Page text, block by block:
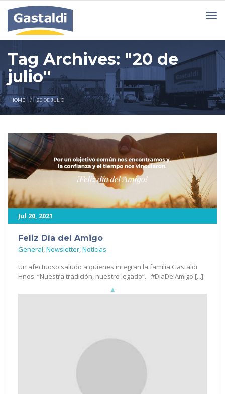
Tag Archives: "20 de
julio"
HOME 20 DE JULIO
Jul 20, 2021
Feliz Día del Amigo
General Newsletter Noticias
Un afectuoso saludo a quienes integran la familia Gastaldi
Hnos. “Nuestra tradición, nuestro legado”. #DiaDelAmigo [...]